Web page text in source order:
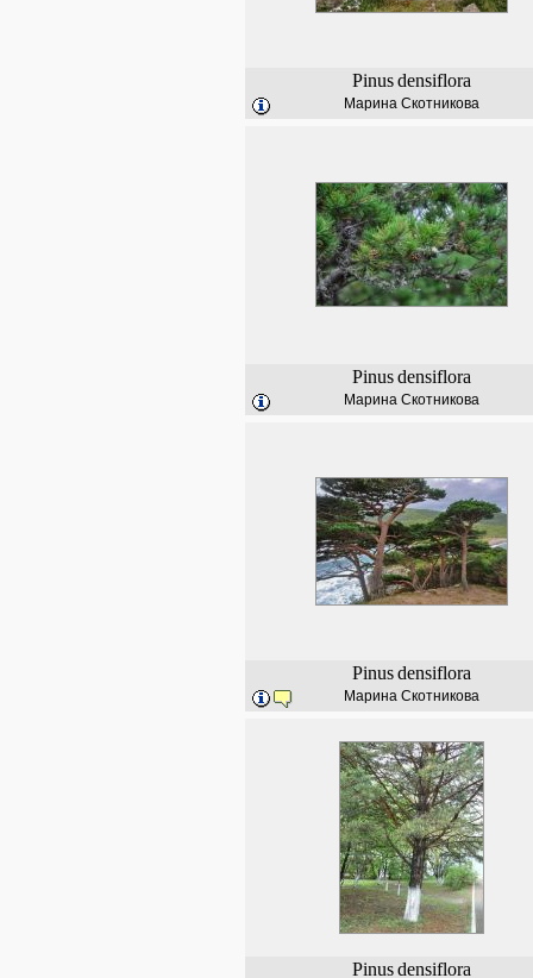
Pinusdensiflora
Марина Скотникова
Pinusdensiflora
Марина Скотникова
Pinusdensiflora
Марина Скотникова
Pinusdensiflora